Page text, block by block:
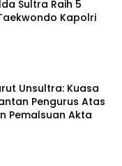
Sultra Raih 5
Kapolri
Unsultra: Kuasa
Pengurus Atas
Pemalsuan Akta